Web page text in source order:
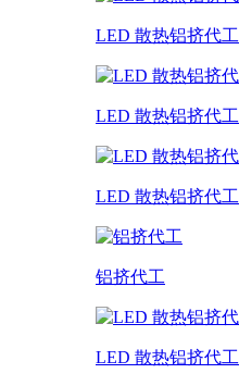
LED 散热铝挤代工
LED 散热铝挤代工
LED 散热铝挤代工
铝挤代工
LED 散热铝挤代工